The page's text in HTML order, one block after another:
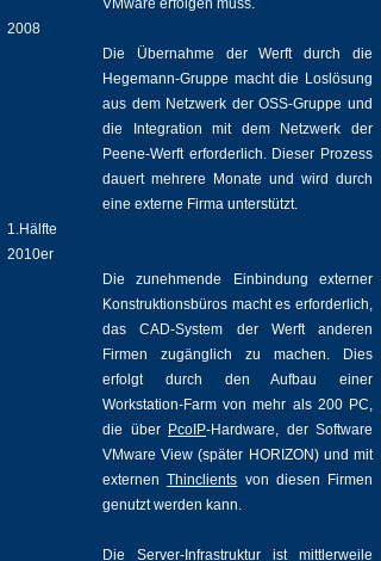
VMware erfolgen muss.
2008
Die Übernahme der Werft durch die
Hegemann-Gruppe macht die Loslösung
aus dem Netzwerk der OSS-Gruppe und
die Integration mit dem Netzwerk der
Peene-Werft erforderlich. Dieser Prozess
dauert mehrere Monate und wird durch
eine externe Firma unterstützt.
1.Hälfte
2010er
Die zunehmende Einbindung externer
Konstruktionsbüros macht es erforderlich,
das CAD-System der Werft anderen
Firmen zugänglich zu machen. Dies
erfolgt durch den Aufbau einer
Workstation-Farm von mehr als 200 PC,
die über PcoIP-Hardware, der Software
VMware View (später HORIZON) und mit
externenThinclients von diesen Firmen
genutzt werden kann.
Die Server-Infrastruktur ist mittlerweile